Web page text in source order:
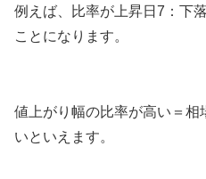
例えば、比率が上昇日7：下
ことになります。
値上がり幅の比率が高い＝
いといえます。